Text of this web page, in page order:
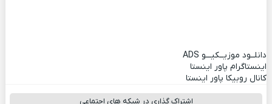
دانلــود موزیــکیـــو ADS
اینستاگرام پاور اینستا
کانال روبیکا پاور اینستا
اشتراک گذاری در شبکه های اجتماعی